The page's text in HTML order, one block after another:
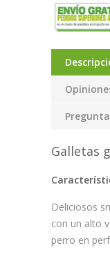
Galletas
Deliciosos
con un alto
perro en